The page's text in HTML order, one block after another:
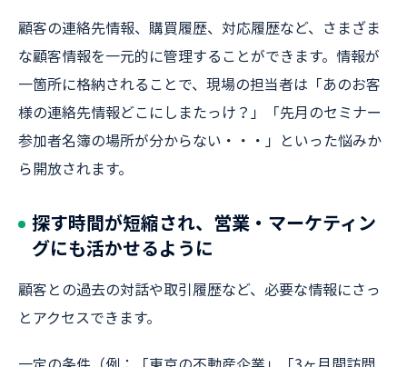
顧客の連絡先情報、購買履歴、対応履歴など、さまざま
な顧客情報を一元的に管理することができます。情報が
一箇所に格納されることで、現場の担当者は「あのお客
様の連絡先情報どこにしまたっけ？」「先月のセミナー
参加者名簿の場所が分からない・・・」といった悩みか
ら開放されます。
探す時間が短縮され、営業・マーケティン
グにも活かせるように
顧客との過去の対話や取引履歴など、必要な情報にさっ
とアクセスできます。